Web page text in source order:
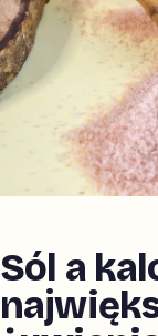
Sól a